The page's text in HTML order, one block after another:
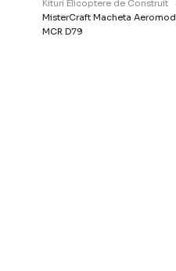
Kituri Elicoptere de Construit
MisterCraft Macheta
MCR D79